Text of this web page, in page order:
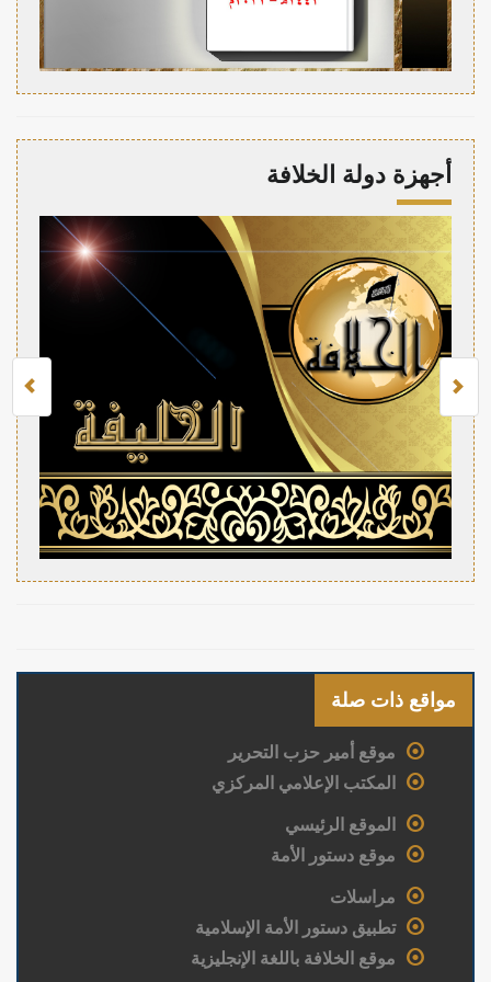
أجهزة دولة الخلافة
مواقع ذات صلة
موقع أمير حزب التحرير
المكتب الإعلامي المركزي
الموقع الرئيسي
موقع دستور الأمة
مراسلات
تطبيق دستور الأمة الإسلامية
موقع الخلافة باللغة الإنجليزية